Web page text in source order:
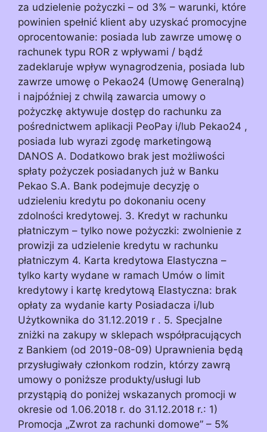
za udzielenie pożyczki – od 3% – warunki, które
powinien spełnić klient aby uzyskać promocyjne
oprocentowanie: posiada lub zawrze umowę o
rachunek typu ROR z wpływami / bądź
zadeklaruje wpływ wynagrodzenia, posiada lub
zawrze umowę o Pekao24 (Umowę Generalną)
i najpóźniej z chwilą zawarcia umowy o
pożyczkę aktywuje dostęp do rachunku za
pośrednictwem aplikacji PeoPay i/lub Pekao24 ,
posiada lub wyrazi zgodę marketingową
DANOS A. Dodatkowo brak jest możliwości
spłaty pożyczek posiadanych już w Banku
Pekao S.A. Bank podejmuje decyzję o
udzieleniu kredytu po dokonaniu oceny
zdolności kredytowej. 3. Kredyt w rachunku
płatniczym – tylko nowe pożyczki: zwolnienie z
prowizji za udzielenie kredytu w rachunku
płatniczym 4. Karta kredytowa Elastyczna –
tylko karty wydane w ramach Umów o limit
kredytowy i kartę kredytową Elastyczna: brak
opłaty za wydanie karty Posiadacza i/lub
Użytkownika do 31.12.2019 r . 5. Specjalne
zniżki na zakupy w sklepach współpracujących
z Bankiem (od 2019-08-09) Uprawnienia będą
przysługiwały członkom rodzin, którzy zawrą
umowy o poniższe produkty/usługi lub
przystąpią do poniżej wskazanych promocji w
okresie od 1.06.2018 r. do 31.12.2018 r.: 1)
Promocja „Zwrot za rachunki domowe” – 5%